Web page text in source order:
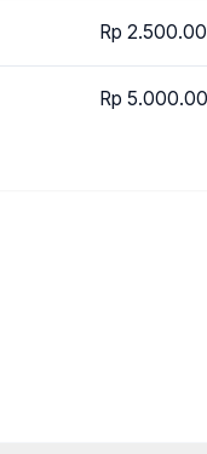
Rp
Rp